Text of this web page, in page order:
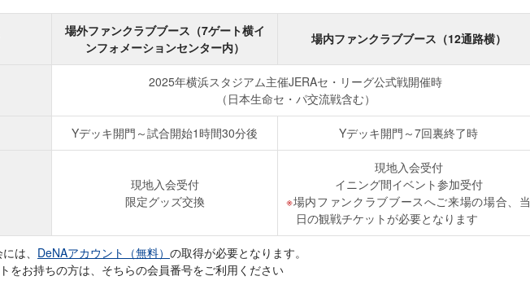
場外ファンクラブブース（7ゲート横イ
ンフォメーションセンター内）
場内ファンクラブブース（12通路横）
2025年横浜スタジアム主催JERAセ・リーグ公式戦開催時
（日本生命セ・パ交流戦含む）
Yデッキ開門～試合開始1時間30分後 Yデッキ開門～7回裏終了時
現地入会受付
限定グッズ交換
現地入会受付
イニング間イベント参加受付
場内ファンクラブブースへご来場の場合、当
日の観戦チケットが必要となります
は、 DeNAアカウント（無料） の取得が必要となります。
をお持ちの方は、そちらの会員番号をご利用ください